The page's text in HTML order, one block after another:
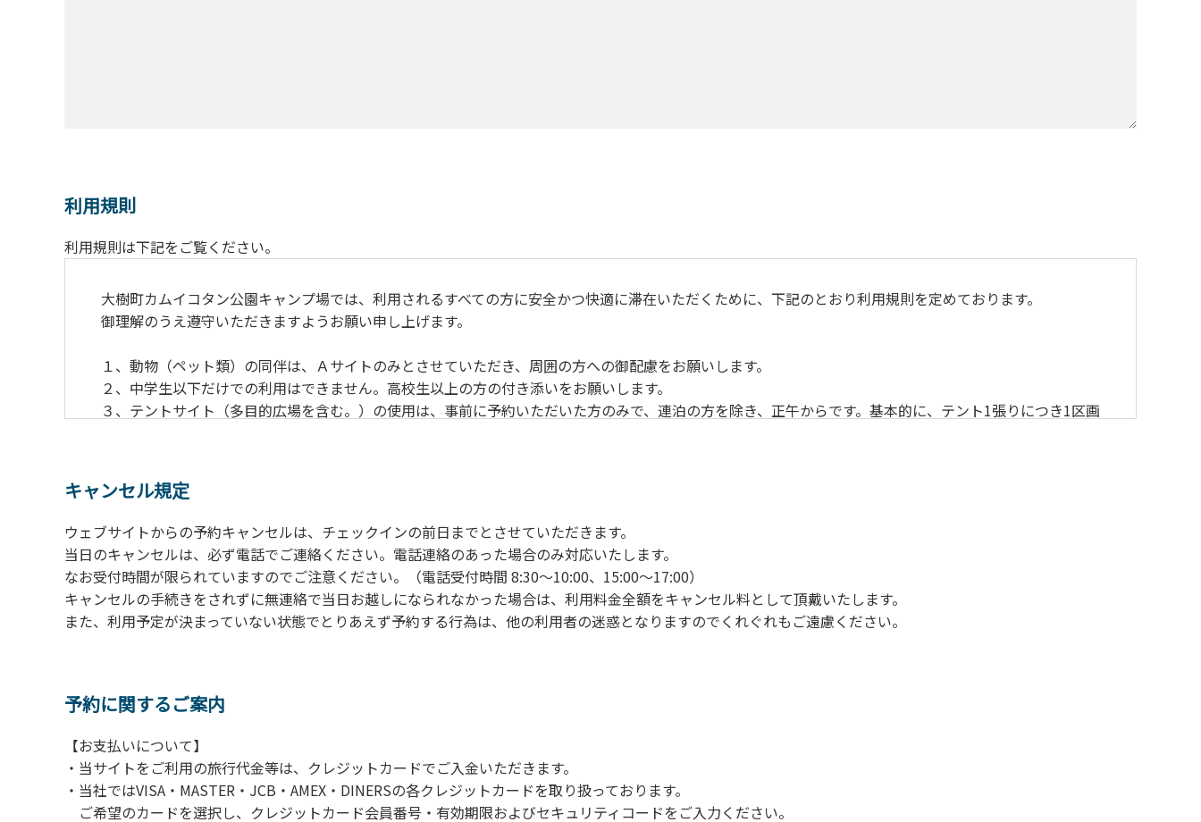
利用規則
利用規則は下記をご覧ください。
大樹町カムイコタン公園キャンプ場では、利用されるすべての方に安全かつ快適に滞在いただくために、下記のとおり利用規則を定めております。
御理解のうえ遵守いただきますようお願い申し上げます。
１、動物（ペット類）の同伴は、Ａサイトのみとさせていただき、周囲の方への御配慮をお願いします。
２、中学生以下だけでの利用はできません。高校生以上の方の付き添いをお願いします。
３、テントサイト（多目的広場を含む。）の使用は、事前に予約いただいた方のみで、連泊の方を除き、正午からです。基本的に、テント1張りにつき1区画
４、車両は、荷物の積み下ろし時以外は、駐車場にとめてください。
５、チェックアウトは、午前10時まで（日帰り使用の場合は午後5時まで）です。チェックインの手続きを行っていない方や使用人数が増えた場合は、必ず
手続きを行ってください。
６、ゴミは分別されたもののみ回収します。午前8時30分から午前10時までの間にゴミステーションに出してください。日帰り使用の方及び午前７時30分前
にチェックアウトする方は、お持ち帰りをお願いします。
【禁止事項】
カラオケ、発電機、地面での直火による焚き火、キャンプファイヤー、打ち上げ式花火、テントサウナの設置
当キャンプ場のそばを流れる歴舟川は、上流で雨が降ると短時間で増水し、川原で遊んでいると大変危険な状態になりやすく、過去にも増水により人が流
（１）川原にテントやタープを張らない。
（２）雨が降ったときは川原で遊ばない。
（３）カムイコタン公園キャンプ場で雨が降らなくても、上流で雨が降り急に増水することがあるので、水の濁りに注意し、濁り始めたときには直ちに川原
での遊びを中止する。
キャンセル規定
ウェブサイトからの予約キャンセルは、チェックインの前日までとさせていただきます。
当日のキャンセルは、必ず電話でご連絡ください。電話連絡のあった場合のみ対応いたします。
なお受付時間が限られていますのでご注意ください。（電話受付時間 8:30～10:00、15:00～17:00）
キャンセルの手続きをされずに無連絡で当日お越しになられなかった場合は、利用料金全額をキャンセル料として頂戴いたします。
また、利用予定が決まっていない状態でとりあえず予約する行為は、他の利用者の迷惑となりますのでくれぐれもご遠慮ください。
予約に関するご案内
【お支払いについて】
・当サイトをご利用の旅行代金等は、クレジットカードでご入金いただきます。
・当社ではVISA・MASTER・JCB・AMEX・DINERSの各クレジットカードを取り扱っております。
ご希望のカードを選択し、クレジットカード会員番号・有効期限およびセキュリティコードをご入力ください。